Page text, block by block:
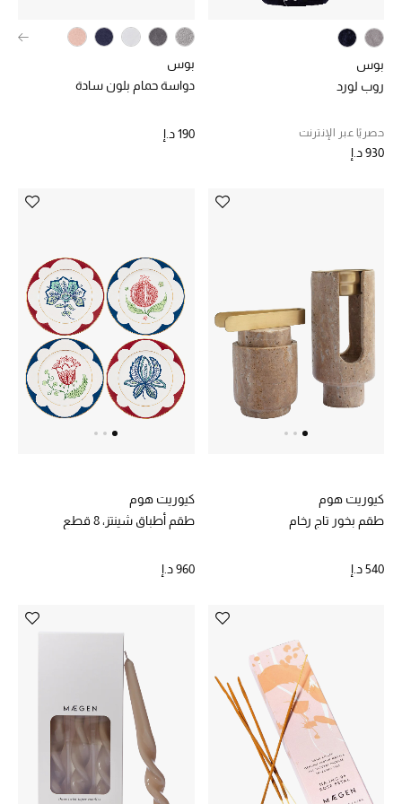
مكتشف العطور
المكياج
مستحضرات العناية
مستحضرات الاستحمام والعناية بالجسم
الصحة والعافية
هدايا
مجموعة الجمال
أبرز الماركات
عطور الربيع
الرجال
عرض جميع المنتجات
خصومات
بوس
روب لورد
حصريًا عبر الإنترنت
930 د.إ
بوس
دواسة حمام بلون سادة
190 د.إ
كيوريت هوم
طقم بخور تاج رخام
540 د.إ
كيوريت هوم
طقم أطباق شينتز، 8 قطع
960 د.إ